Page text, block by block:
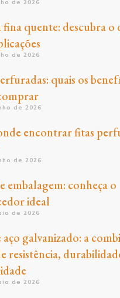
de 2026
fina quente: descubra o
de 2026
quais os
de 2026
encontrar fitas
de 2026
embalagem: conheça o
ideal
de 2026
aço galvanizado: a
resistência,
de 2026